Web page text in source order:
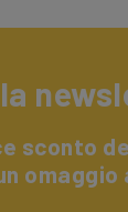
sconto
omaggio